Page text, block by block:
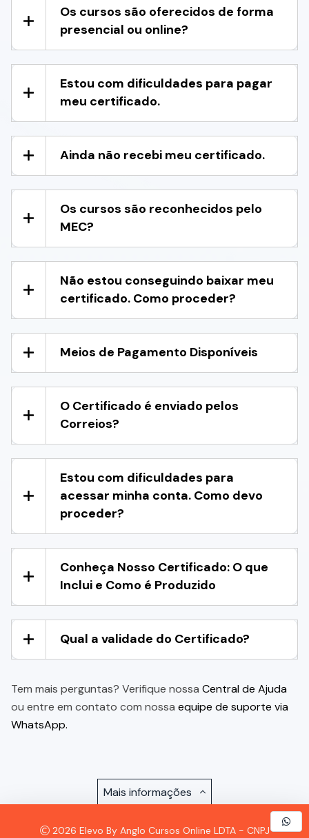
Os cursos são oferecidos de forma
presencial ou online?
Estou com dificuldades para pagar
meu certificado.
Ainda não recebi meu certificado.
Os cursos são reconhecidos pelo
MEC?
Não estou conseguindo baixar meu
certificado. Como proceder?
Meios de Pagamento Disponíveis
O Certificado é enviado pelos
Correios?
Estou com dificuldades para
acessar minha conta. Como devo
proceder?
Conheça Nosso Certificado: O que
Inclui e Como é Produzido
Qual a validade do Certificado?
Tem mais perguntas? Verifique nossa Central de Ajuda
ou entre em contato com nossa equipe de suporte via
WhatsApp.
Mais informações
2026 Elevo By Anglo Cursos Online LDTA - CNPJ